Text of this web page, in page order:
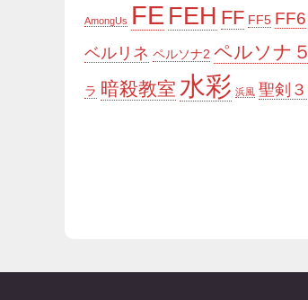
AmongUs FE FEH FF FF5 FF6
ベルリネ ペルソナ2 ペルソナ５
ラ 暗殺教室 水彩 浜風 聖剣３